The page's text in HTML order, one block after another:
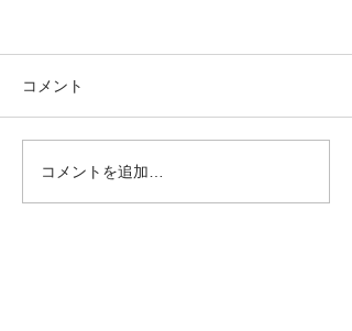
コメント
コメントを追加…